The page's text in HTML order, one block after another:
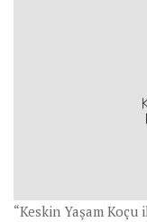
“Keskin Yaşam